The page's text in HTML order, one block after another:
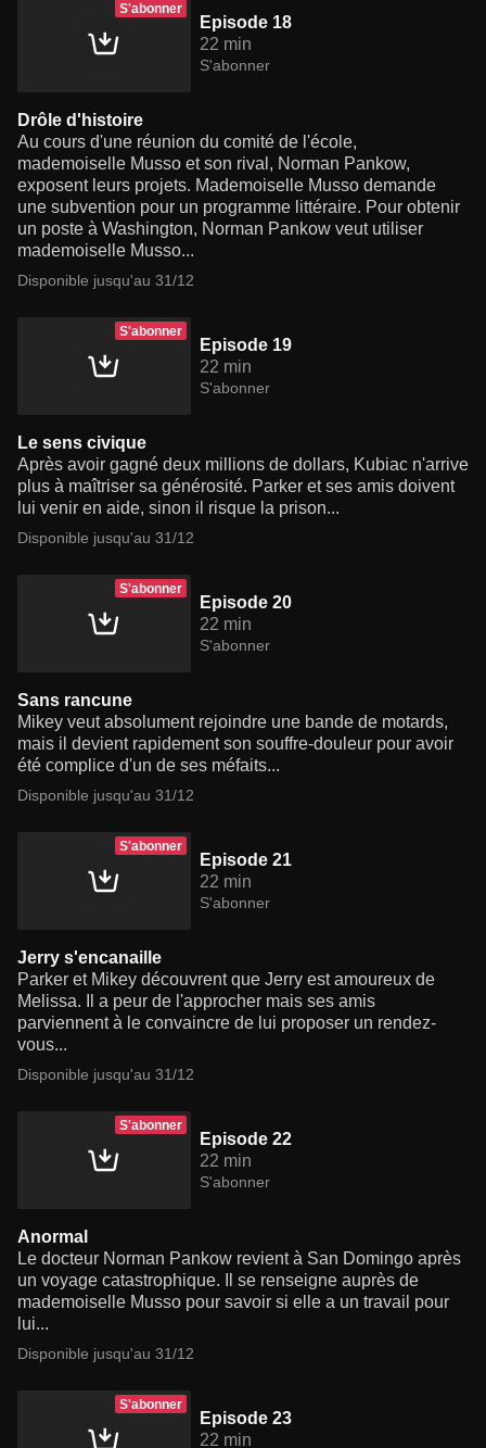
S'abonner
Episode 18
22 min
S'abonner
Drôle d'histoire
Au cours d'une réunion du comité de l'école,
mademoiselle Musso et son rival, Norman Pankow,
exposent leurs projets. Mademoiselle Musso demande
une subvention pour un programme littéraire. Pour obtenir
un poste à Washington, Norman Pankow veut utiliser
mademoiselle Musso...
Disponible jusqu'au 31/12
S'abonner
Episode 19
22 min
S'abonner
Le sens civique
Après avoir gagné deux millions de dollars, Kubiac n'arrive
plus à maîtriser sa générosité. Parker et ses amis doivent
lui venir en aide, sinon il risque la prison...
Disponible jusqu'au 31/12
S'abonner
Episode 20
22 min
S'abonner
Sans rancune
Mikey veut absolument rejoindre une bande de motards,
mais il devient rapidement son souffre-douleur pour avoir
été complice d'un de ses méfaits...
Disponible jusqu'au 31/12
S'abonner
Episode 21
22 min
S'abonner
Jerry s'encanaille
Parker et Mikey découvrent que Jerry est amoureux de
Melissa. Il a peur de l'approcher mais ses amis
parviennent à le convaincre de lui proposer un rendez-
vous...
Disponible jusqu'au 31/12
S'abonner
Episode 22
22 min
S'abonner
Anormal
Le docteur Norman Pankow revient à San Domingo après
un voyage catastrophique. Il se renseigne auprès de
mademoiselle Musso pour savoir si elle a un travail pour
lui...
Disponible jusqu'au 31/12
S'abonner
Episode 23
22 min